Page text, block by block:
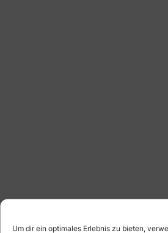
Um dir ein optimales Erlebnis zu bieten,